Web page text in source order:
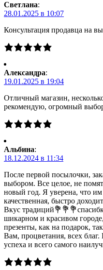
Светлана:
28.01.2025 в 10:07
Консультация продавца
Александра:
19.01.2025 в 19:04
Отличный магазин,
рекомендую, огромный
Альбина:
18.12.2024 в 11:34
После первой посылочки,
выбором. Все целое, не
новый год. Я уверена, что
качественная, быстро
Вкус
шикарном и красивом
презенты, как на подарок,
Вам, процветания, всех
успеха и всего самого